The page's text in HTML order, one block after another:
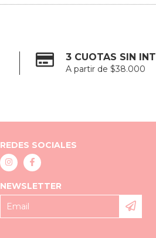
3 CUOTAS SIN
A partir de $38.000
REDES SOCIALES
NEWSLETTER